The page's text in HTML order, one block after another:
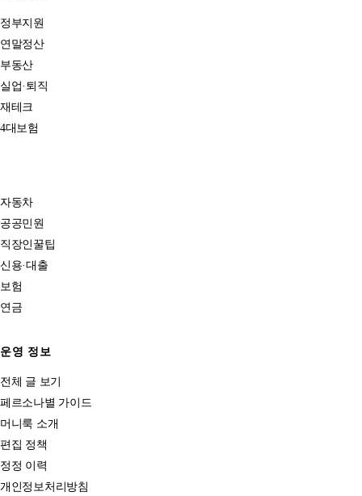
정부지원
연말정산
부동산
실업·퇴직
재테크
4대보험
자동차
공공민원
직장인꿀팁
신용·대출
보험
연금
운영 정보
전체 글 보기
페르소나별 가이드
머니룩 소개
편집 정책
정정 이력
개인정보처리방침